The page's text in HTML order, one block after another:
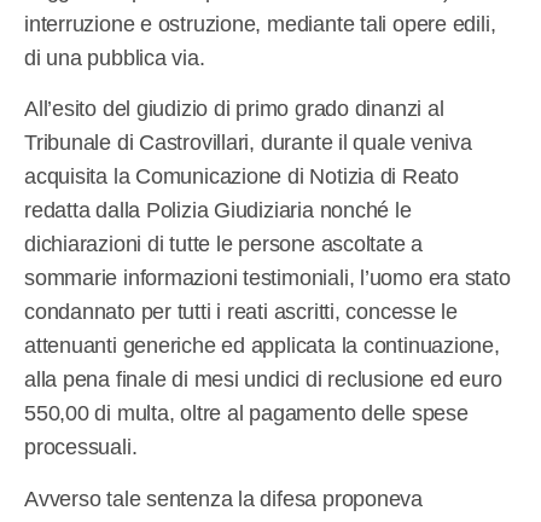
interruzione e ostruzione, mediante tali opere edili,
di una pubblica via.
All’esito del giudizio di primo grado dinanzi al
Tribunale di Castrovillari, durante il quale veniva
acquisita la Comunicazione di Notizia di Reato
redatta dalla Polizia Giudiziaria nonché le
dichiarazioni di tutte le persone ascoltate a
sommarie informazioni testimoniali, l’uomo era stato
condannato per tutti i reati ascritti, concesse le
attenuanti generiche ed applicata la continuazione,
alla pena finale di mesi undici di reclusione ed euro
550,00 di multa, oltre al pagamento delle spese
processuali.
Avverso tale sentenza la difesa proponeva